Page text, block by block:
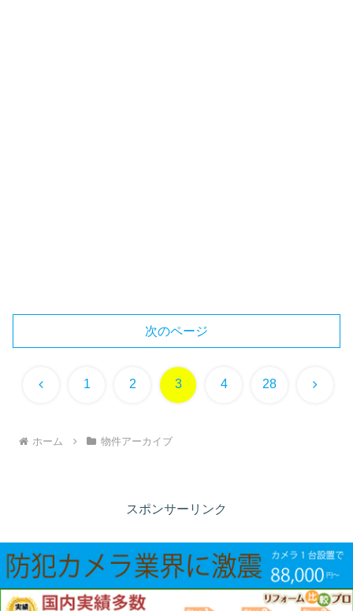
次のページ
前 1 2 3 4 28 次
ホーム 物件アーカイブ
スポンサーリンク